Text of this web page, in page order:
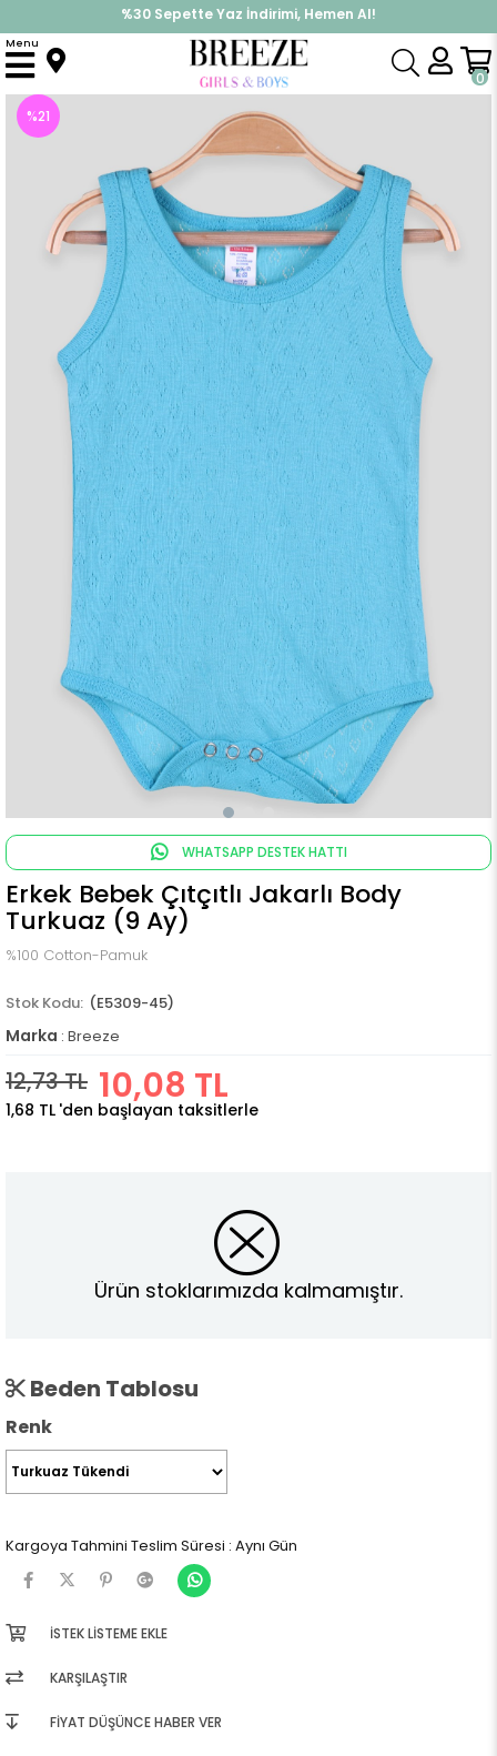
%30 Sepette Yaz İndirimi, Hemen Al!
İndirimlere ek %10 İndirimi Kap, Hemen Üye Ol!
0
Menu
Anasayfa Pijama & İç Giyim ERKEK Zıbın Erkek Bebek Çıtçıtlı Jakarlı Body Turkuaz (9 Ay)
%21
WHATSAPP DESTEK HATTI
Erkek Bebek Çıtçıtlı Jakarlı Body
Turkuaz (9 Ay)
%100 Cotton-Pamuk
(E5309-45)
Marka : Breeze
12,73 TL 10,08 TL
1,68 TL 'den başlayan taksitlerle
Ürün stoklarımızda kalmamıştır.
Beden Tablosu
Renk
Kargoya Tahmini Teslim Süresi : Aynı Gün
İSTEK LISTEME EKLE
KARŞILAŞTIR
FIYAT DÜŞÜNCE HABER VER